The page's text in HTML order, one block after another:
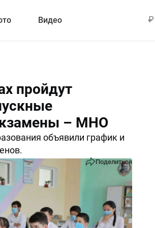
Видео
пройдут
– МНО
объявили график и
Поделиться